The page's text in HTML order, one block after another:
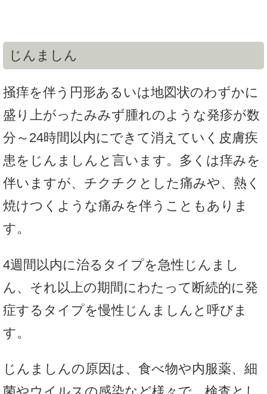
じんましん
掻痒を伴う円形あるいは地図状のわずかに
盛り上がったみみず腫れのような発疹が数
分～24時間以内にできて消えていく皮膚疾
患をじんましんと言います。多くは痒みを
伴いますが、チクチクとした痛みや、熱く
焼けつくような痛みを伴うこともありま
す。
4週間以内に治るタイプを急性じんまし
ん、それ以上の期間にわたって断続的に発
症するタイプを慢性じんましんと呼びま
す。
じんましんの原因は、食べ物や内服薬、細